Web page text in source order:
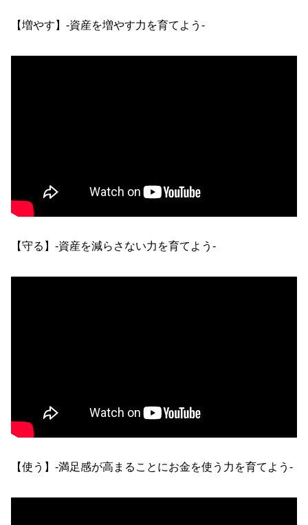
【増やす】-資産を増やす力を育てよう-
【守る】-資産を減らさない力を育てよう-
【使う】-満足感が高まることにお金を使う力を育てよう-